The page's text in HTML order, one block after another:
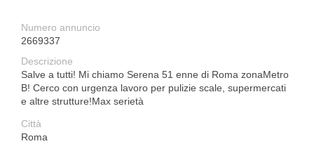
Numero annuncio
2669337
Descrizione
Salve a tutti! Mi chiamo Serena 51 enne di Roma zonaMetro
B! Cerco con urgenza lavoro per pulizie scale, supermercati
e altre strutture!Max serietà
Città
Roma